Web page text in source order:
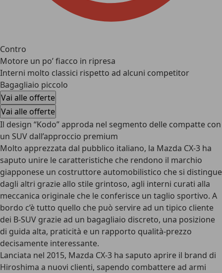
Contro
Motore un po’ fiacco in ripresa
Interni molto classici rispetto ad alcuni competitor
Bagagliaio piccolo
Vai alle offerte
Vai alle offerte
Il design “Kodo” approda nel segmento delle compatte con
un SUV dall’approccio premium
Molto apprezzata dal pubblico italiano, la Mazda CX-3 ha
saputo unire le caratteristiche che rendono il marchio
giapponese un costruttore automobilistico che si distingue
dagli altri grazieallo stile grintoso, agli interni curati alla
meccanica originale che le conferisce un taglio sportivo. A
bordo c’è tutto quello che può servire ad un tipico cliente
dei B-SUV grazie ad un bagagliaio discreto, una posizione
di guida alta, praticità e un rapporto qualità-prezzo
decisamente interessante.
Lanciata nel 2015, Mazda CX-3 ha saputo aprire il brand di
Hiroshima a nuovi clienti, sapendo combattere ad armi